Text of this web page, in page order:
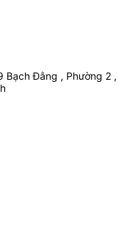
Bạch Đằng , Phường 2 ,